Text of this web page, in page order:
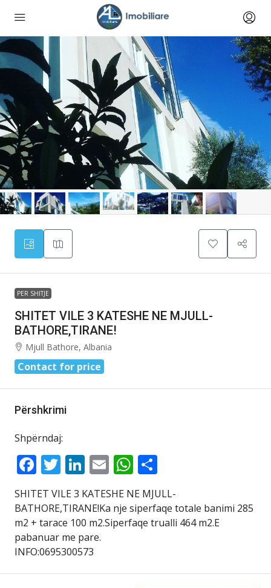
PER SHITJE
SHITET VILE 3 KATESHE NE MJULL-
BATHORE,TIRANE!
Mjull Bathore, Albania
Contact for price
Përshkrimi
Shpërndaj:
Facebook
Twitter
LinkedIn
EmailWhatsApp
SHITET VILE 3 KATESHE NE MJULL-
BATHORE,TIRANE!Ka nje siperfaqe totale banimi 285
m2 + tarace 100 m2.Siperfaqe trualli 464 m2.E
pabanuar me pare.
INFO:0695300573